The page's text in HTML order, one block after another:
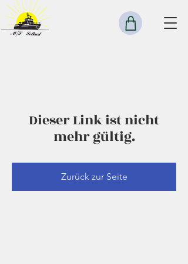
Dieser Link ist nicht
mehr gültig.
Zurück zur Seite